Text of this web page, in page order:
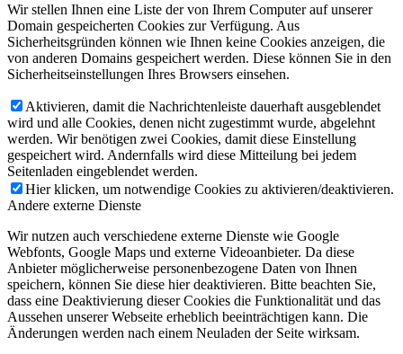
Wir stellen Ihnen eine Liste der von Ihrem Computer auf unserer
Domain gespeicherten Cookies zur Verfügung. Aus
Sicherheitsgründen können wie Ihnen keine Cookies anzeigen, die
von anderen Domains gespeichert werden. Diese können Sie in den
Sicherheitseinstellungen Ihres Browsers einsehen.
Aktivieren, damit die Nachrichtenleiste dauerhaft ausgeblendet
wird und alle Cookies, denen nicht zugestimmt wurde, abgelehnt
werden. Wir benötigen zwei Cookies, damit diese Einstellung
gespeichert wird. Andernfalls wird diese Mitteilung bei jedem
Seitenladen eingeblendet werden.
Hier klicken, um notwendige Cookies zu aktivieren/deaktivieren.
Andere externe Dienste
Wir nutzen auch verschiedene externe Dienste wie Google
Webfonts, Google Maps und externe Videoanbieter. Da diese
Anbieter möglicherweise personenbezogene Daten von Ihnen
speichern, können Sie diese hier deaktivieren. Bitte beachten Sie,
dass eine Deaktivierung dieser Cookies die Funktionalität und das
Aussehen unserer Webseite erheblich beeinträchtigen kann. Die
Änderungen werden nach einem Neuladen der Seite wirksam.